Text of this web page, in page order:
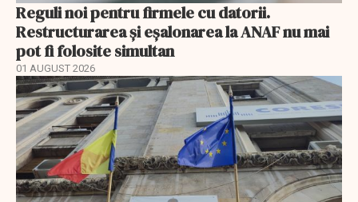
Reguli noi pentru firmele cu datorii.
Restructurarea și eșalonarea la ANAF nu mai
pot fi folosite simultan
01 AUGUST 2026